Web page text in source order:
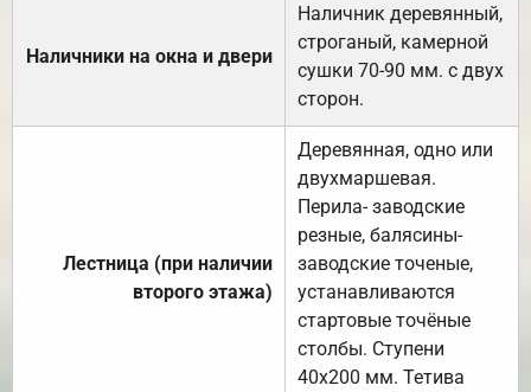
Наличники на окна и двери
Наличник деревянный,
строганый, камерной
сушки 70-90 мм. с двух
сторон.
Лестница (при наличии
второго этажа)
Деревянная, одно или
двухмаршевая.
Перила- заводские
резные, балясины-
заводские точеные,
устанавливаются
стартовые точёные
столбы. Ступени
40х200 мм. Тетива